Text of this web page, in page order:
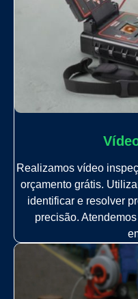
Realizamos vídeo
orçamento grátis.
identificar e resolver
precisão.